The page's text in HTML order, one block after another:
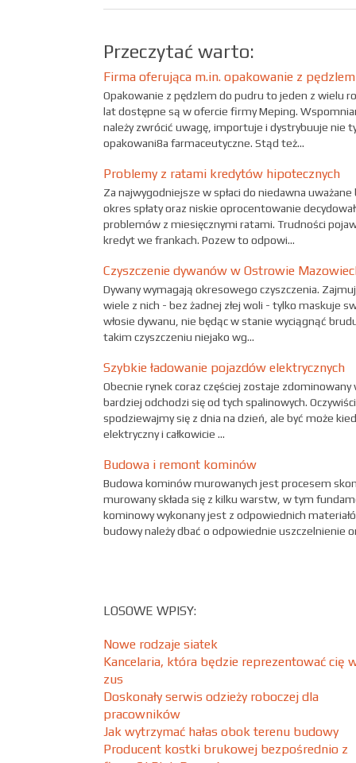
Przeczytać warto:
Firma oferująca m.in. opakowanie z
Opakowanie z pędzlem do pudru to jeden z wielu
lat dostępne są w ofercie firmy Meping.
należy zwrócić uwagę, importuje i dystrybuuje nie
opakowani8a farmaceutyczne. Stąd też...
Problemy z ratami kredytów hipotecznych
Za najwygodniejsze w spłaci do niedawna
okres spłaty oraz niskie oprocentowanie
problemów z miesięcznymi ratami. Trudności
kredyt we frankach. Pozew to odpowi...
Czyszczenie dywanów w Ostrowie
Dywany wymagają okresowego czyszczenia.
wiele z nich - bez żadnej złej woli - tylko maskuje
włosie dywanu, nie będąc w stanie wyciągnąć
takim czyszczeniu niejako wg...
Szybkie ładowanie pojazdów elektrycznych
Obecnie rynek coraz częściej zostaje
bardziej odchodzi się od tych spalinowych.
spodziewajmy się z dnia na dzień, ale być może
elektryczny i całkowicie ...
Budowa i remont kominów
Budowa kominów murowanych jest procesem
murowany składa się z kilku warstw, w tym
kominowy wykonany jest z odpowiednich
budowy należy dbać o odpowiednie uszczelnienie
LOSOWE WPISY:
Nowe rodzaje siatek
Kancelaria, która będzie reprezentować cię
zus
Doskonały serwis odzieży roboczej dla
pracowników
Jak wytrzymać hałas obok terenu budowy
Producent kostki brukowej bezpośrednio z